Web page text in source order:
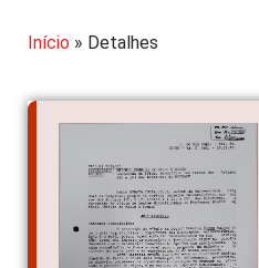
Início » Detalhes